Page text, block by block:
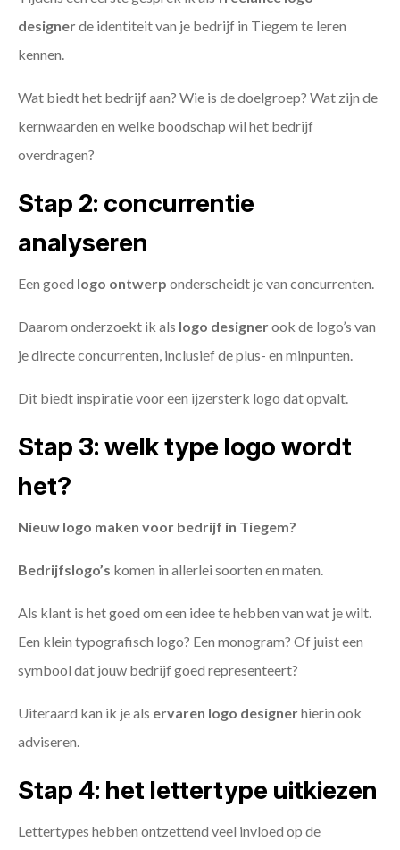
designerde identiteit van je bedrijf in Tiegem te leren
kennen.
Wat biedt het bedrijf aan? Wie is de doelgroep? Wat zijn de
kernwaarden en welke boodschap wil het bedrijf
overdragen?
Stap 2: concurrentie
analyseren
Een goed logo ontwerp onderscheidt je van concurrenten.
Daarom onderzoekt ik als logo designerook de logo’s van
je directe concurrenten, inclusief de plus- en minpunten.
Dit biedt inspiratie voor een ijzersterk logo dat opvalt.
Stap 3: welk type logo wordt
het?
Nieuw logo maken voor bedrijf in Tiegem?
Bedrijfslogo’s komen in allerlei soorten en maten.
Als klant is het goed om een idee te hebben van wat je wilt.
Een klein typografisch logo? Een monogram? Of juist een
symbool dat jouw bedrijf goed representeert?
Uiteraard kan ik je als ervaren logo designerhierin ook
adviseren.
Stap 4: het lettertype uitkiezen
Lettertypes hebben ontzettend veel invloed op de